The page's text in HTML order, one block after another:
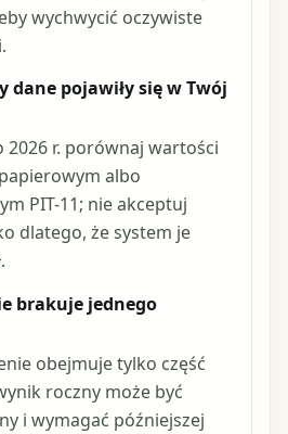
wychwycić oczywiste
dane pojawiły się w Twój
2026 r. porównaj wartości
albo
PIT-11; nie akceptuj
dlatego, że system je
brakuje jednego
obejmuje tylko część
roczny może być
i wymagać późniejszej